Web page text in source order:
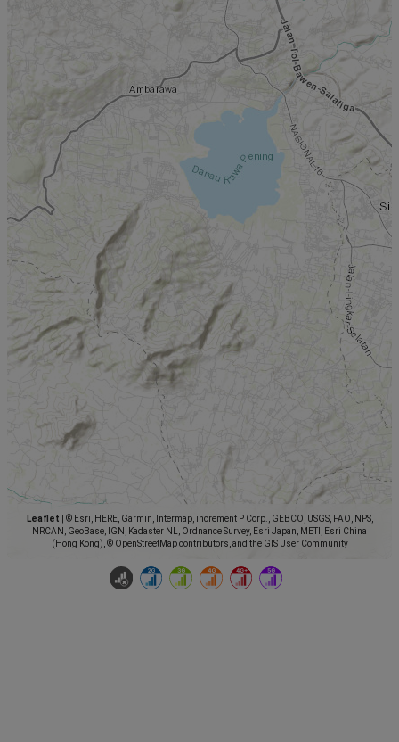
Leaflet
© Esri, HERE, Garmin, Intermap, increment P Corp., GEBCO, USGS, FAO, NPS,
NRCAN, GeoBase, IGN, Kadaster NL, Ordnance Survey, Esri Japan, METI, Esri China
(Hong Kong), © OpenStreetMap contributors, and the GIS User Community